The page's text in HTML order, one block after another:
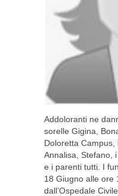
Addoloranti ne
sorelle Gigina,
Doloretta Campus,
Annalisa, Stefano,
e i parenti tutti. I
18 Giugno alle ore
dall’Ospedale